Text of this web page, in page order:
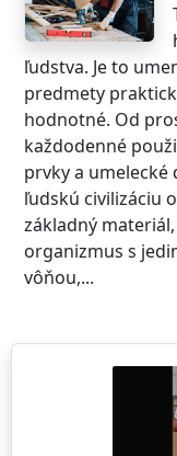
ľudstva. Je to
predmety
hodnotné. Od
každodenné
prvky a umelecké
ľudskú civilizáciu
základný
organizmus s
vôňou,...